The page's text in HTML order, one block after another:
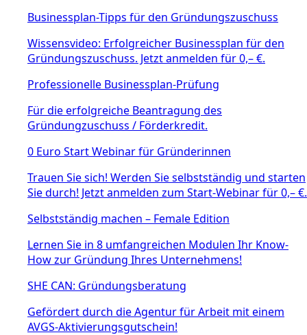
Businessplan-Tipps für den Gründungszuschuss
Wissensvideo: Erfolgreicher Businessplan für den
Gründungszuschuss. Jetzt anmelden für 0,– €.
Professionelle Businessplan-Prüfung
Für die erfolgreiche Beantragung des
Gründungzuschuss / Förderkredit.
0 Euro Start Webinar für Gründerinnen
Trauen Sie sich! Werden Sie selbstständig und starten
Sie durch! Jetzt anmelden zum Start-Webinar für 0,– €.
Selbstständig machen – Female Edition
Lernen Sie in 8 umfangreichen Modulen Ihr Know-
How zur Gründung Ihres Unternehmens!
SHE CAN: Gründungsberatung
Gefördert durch die Agentur für Arbeit mit einem
AVGS-Aktivierungsgutschein!